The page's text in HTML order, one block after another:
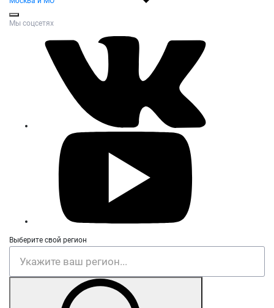
Мы соцсетях
Выберите свой регион